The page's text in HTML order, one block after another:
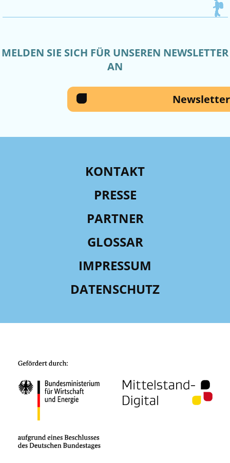
MELDEN SIE SICH FÜR UNSEREN NEWSLETTER
AN
Newsletter
KONTAKT
PRESSE
PARTNER
GLOSSAR
IMPRESSUM
DATENSCHUTZ